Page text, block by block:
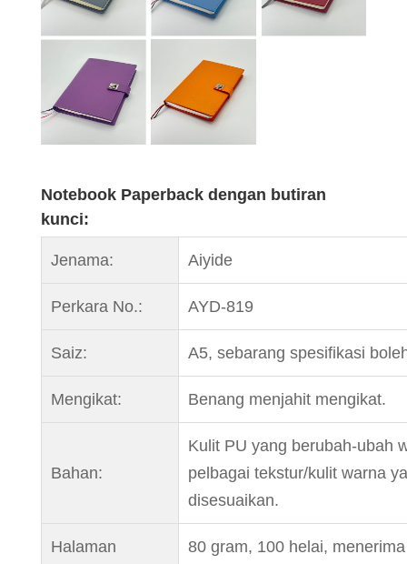
Notebook Paperback dengan butiran
kunci:
Jenama: Aiyide
Perkara No.: AYD-819
Saiz: A5, sebarang spesifikasi
Mengikat: Benang menjahit mengikat.
Bahan:
Kulit PU yang berubah-ubah
pelbagai tekstur/kulit warna
disesuaikan.
Halaman
80 gram, 100 helai,